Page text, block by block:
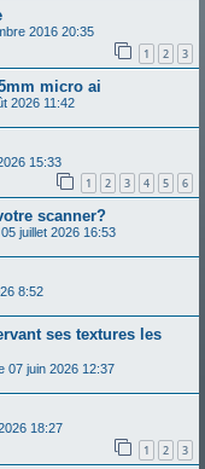
2016 20:35
1 2 3
micro ai
2026 11:42
15:33
1 2 3 4 5 6
scanner?
juillet 2026 16:53
8:52
ses textures les
07 juin 2026 12:37
18:27
1 2 3